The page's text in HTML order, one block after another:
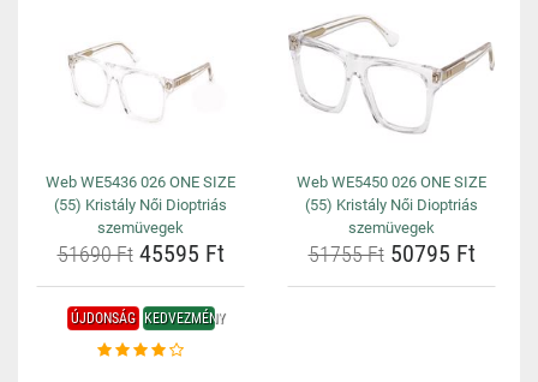
Web WE5436 026 ONE SIZE
(55) Kristály Női Dioptriás
szemüvegek
51690 Ft45595 Ft
Web WE5450 026 ONE SIZE
(55) Kristály Női Dioptriás
szemüvegek
51755 Ft50795 Ft
ÚJDONSÁG KEDVEZMÉNY